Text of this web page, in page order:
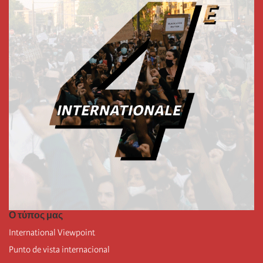
Ο τύπος μας
International Viewpoint
Punto de vista internacional